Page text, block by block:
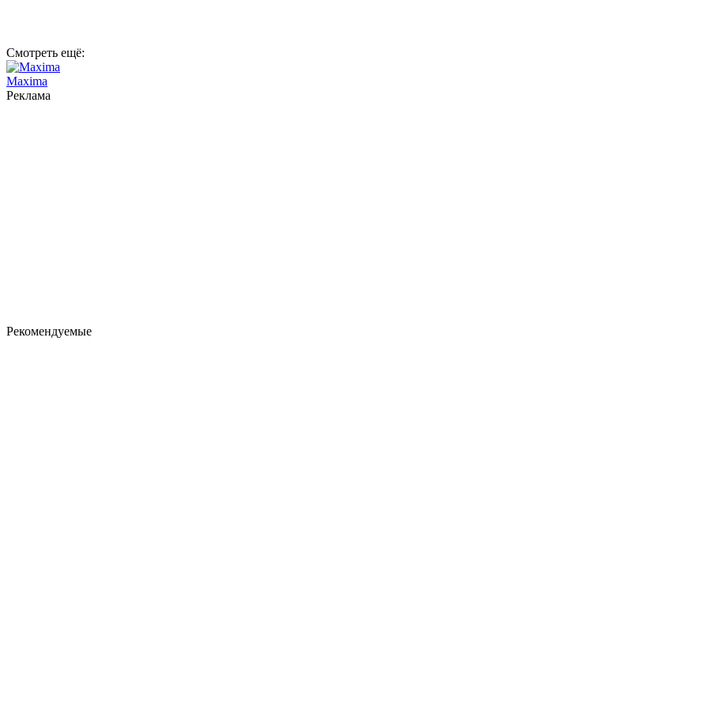
Смотреть ещё:
Maxima
Реклама
Рекомендуемые